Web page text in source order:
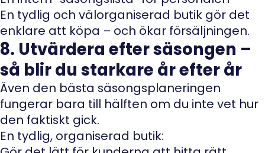
En tydlig och välorganiserad butik gör det
enklare att köpa – och ökar försäljningen.
8. Utvärdera efter säsongen –
så blir du starkare år efter år
Även den bästa säsongsplaneringen
fungerar bara till hälften om du inte vet hur
den faktiskt gick.
En tydlig, organiserad butik: